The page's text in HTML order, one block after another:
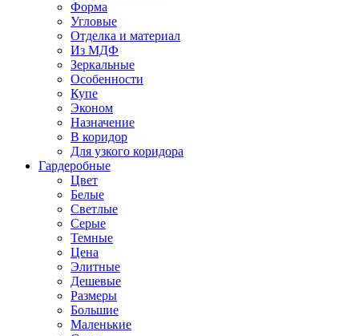
Форма
Угловые
Отделка и материал
Из МДФ
Зеркальные
Особенности
Купе
Эконом
Назначение
В коридор
Для узкого коридора
Гардеробные
Цвет
Белые
Светлые
Серые
Темные
Цена
Элитные
Дешевые
Размеры
Большие
Маленькие